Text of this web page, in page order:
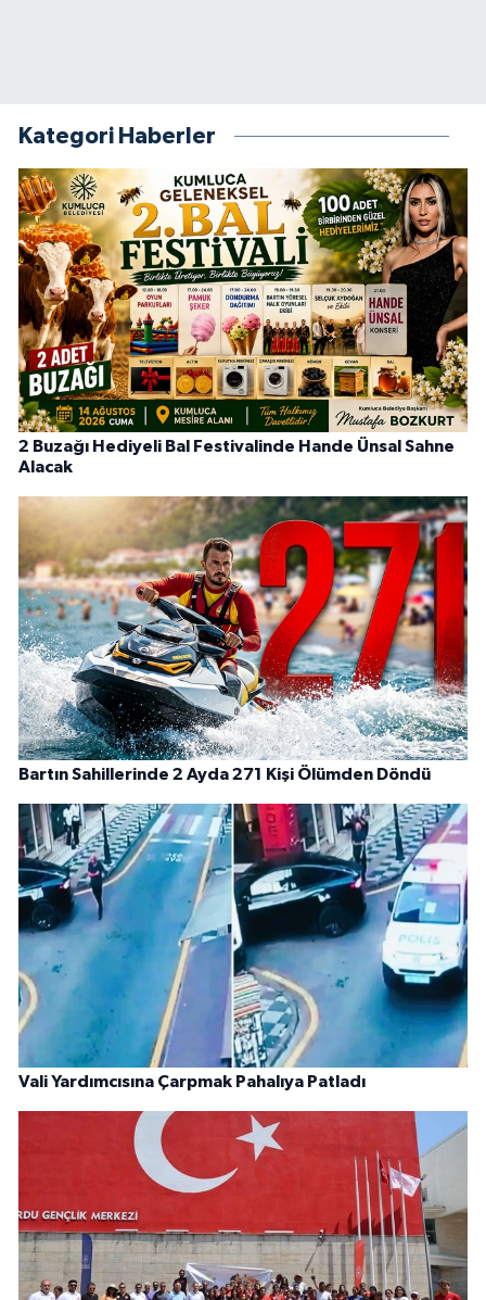
Kategori Haberler
2 Buzağı Hediyeli Bal Festivalinde Hande Ünsal Sahne
Alacak
Bartın Sahillerinde 2 Ayda 271 Kişi Ölümden Döndü
Vali Yardımcısına Çarpmak Pahalıya Patladı